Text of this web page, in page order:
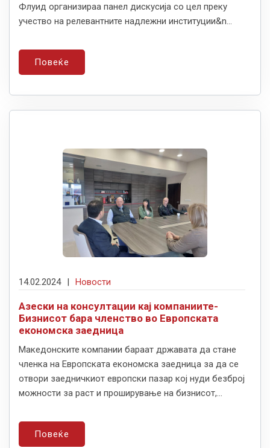
Флуид организираа панел дискусија со цел преку
учество на релевантните надлежни институции&n...
Повеќе
14.02.2024 | Новости
Азески на консултации кај компаниите-
Бизнисот бара членство во Европската
економска заедница
Македонските компании бараат државата да стане
членка на Европската економска заедница за да се
отвори заедничкиот европски пазар кој нуди безброј
можности за раст и проширување на бизнисот,...
Повеќе